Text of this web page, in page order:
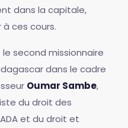
dans la capitale,
ces cours.
second missionnaire
dans le cadre
Oumar Sambe,
du droit des
et du droit et